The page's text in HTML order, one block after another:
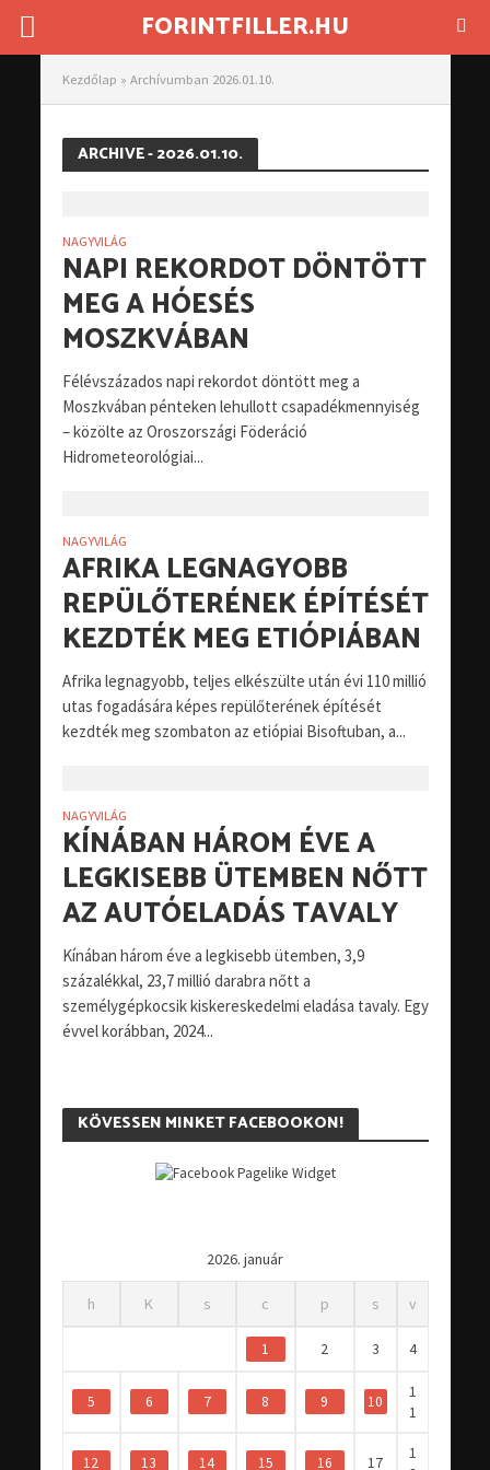
FORINTFILLER.HU
Kezdőlap » Archívumban 2026.01.10.
ARCHIVE - 2026.01.10.
NAGYVILÁG
NAPI REKORDOT DÖNTÖTT
MEG A HÓESÉS
MOSZKVÁBAN
Félévszázados napi rekordot döntött meg a
Moszkvában pénteken lehullott csapadékmennyiség
– közölte az Oroszországi Föderáció
Hidrometeorológiai...
NAGYVILÁG
AFRIKA LEGNAGYOBB
REPÜLŐTERÉNEK ÉPÍTÉSÉT
KEZDTÉK MEG ETIÓPIÁBAN
Afrika legnagyobb, teljes elkészülte után évi 110 millió
utas fogadására képes repülőterének építését
kezdték meg szombaton az etiópiai Bisoftuban, a...
NAGYVILÁG
KÍNÁBAN HÁROM ÉVE A
LEGKISEBB ÜTEMBEN NŐTT
AZ AUTÓELADÁS TAVALY
Kínában három éve a legkisebb ütemben, 3,9
százalékkal, 23,7 millió darabra nőtt a
személygépkocsik kiskereskedelmi eladása tavaly. Egy
évvel korábban, 2024...
KÖVESSEN MINKET FACEBOOKON!
2026. január
h K s c p s v
1 2 3 4
5 6 7 8 9 10
1
1
12 13 14 15 16 17
1